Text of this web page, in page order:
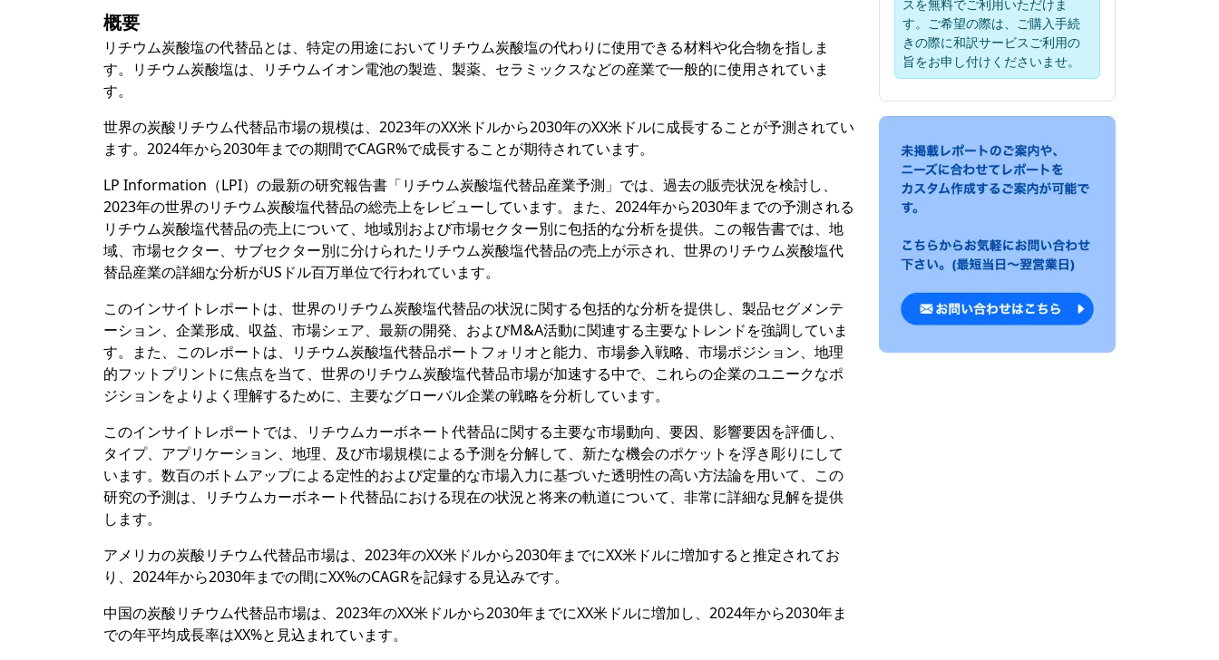
概要
リチウム炭酸塩の代替品とは、特定の用途においてリチウム炭酸塩の代わりに使用できる材料や化合物を指しま
す。リチウム炭酸塩は、リチウムイオン電池の製造、製薬、セラミックスなどの産業で一般的に使用されていま
す。
世界の炭酸リチウム代替品市場の規模は、2023年のXX米ドルから2030年のXX米ドルに成長することが予測されてい
ます。2024年から2030年までの期間でCAGR%で成長することが期待されています。
LP Information（LPI）の最新の研究報告書「リチウム炭酸塩代替品産業予測」では、過去の販売状況を検討し、
2023年の世界のリチウム炭酸塩代替品の総売上をレビューしています。また、2024年から2030年までの予測される
リチウム炭酸塩代替品の売上について、地域別および市場セクター別に包括的な分析を提供。この報告書では、地
域、市場セクター、サブセクター別に分けられたリチウム炭酸塩代替品の売上が示され、世界のリチウム炭酸塩代
替品産業の詳細な分析がUSドル百万単位で行われています。
このインサイトレポートは、世界のリチウム炭酸塩代替品の状況に関する包括的な分析を提供し、製品セグメンテ
ーション、企業形成、収益、市場シェア、最新の開発、およびM&A活動に関連する主要なトレンドを強調していま
す。また、このレポートは、リチウム炭酸塩代替品ポートフォリオと能力、市場参入戦略、市場ポジション、地理
的フットプリントに焦点を当て、世界のリチウム炭酸塩代替品市場が加速する中で、これらの企業のユニークなポ
ジションをよりよく理解するために、主要なグローバル企業の戦略を分析しています。
このインサイトレポートでは、リチウムカーボネート代替品に関する主要な市場動向、要因、影響要因を評価し、
タイプ、アプリケーション、地理、及び市場規模による予測を分解して、新たな機会のポケットを浮き彫りにして
います。数百のボトムアップによる定性的および定量的な市場入力に基づいた透明性の高い方法論を用いて、この
研究の予測は、リチウムカーボネート代替品における現在の状況と将来の軌道について、非常に詳細な見解を提供
します。
アメリカの炭酸リチウム代替品市場は、2023年のXX米ドルから2030年までにXX米ドルに増加すると推定されてお
り、2024年から2030年までの間にXX%のCAGRを記録する見込みです。
中国の炭酸リチウム代替品市場は、2023年のXX米ドルから2030年までにXX米ドルに増加し、2024年から2030年ま
での年平均成長率はXX%と見込まれています。
スを無料でご利用いただけま
す。ご希望の際は、ご購入手続
きの際に和訳サービスご利用の
旨をお申し付けくださいませ。